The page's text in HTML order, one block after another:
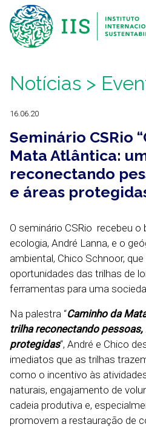
Notícias >
16.06.20
Seminário CSRio
Mata Atlântica:
reconectando
e áreas
O seminário CSRio recebeu
ecologia, André Lanna, e o
ambiental, Chico Schnoor,
oportunidades das trilhas de
ferramentas para uma
Na palestra “Caminho da
trilha reconectando
protegidas“, André e Chico
imediatos que as trilhas
como o incentivo às
naturais, engajamento de
cadeia produtiva e,
promovem a restauração de